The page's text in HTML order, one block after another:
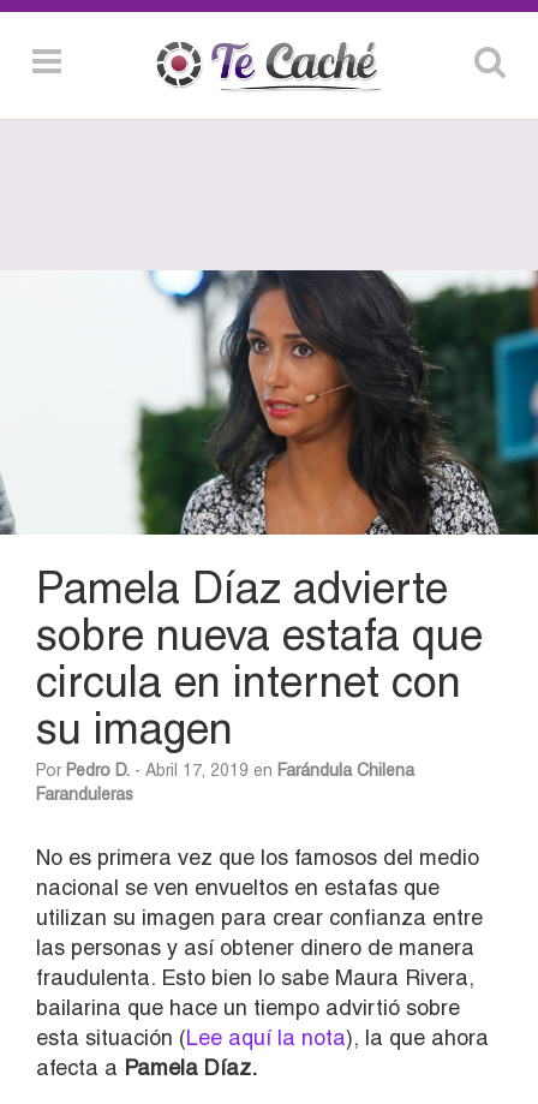
Pamela Díaz advierte
sobre nueva estafa que
circula en internet con
su imagen
Por Pedro D. - Abril 17, 2019 en Farándula Chilena
Faranduleras
No es primera vez que los famosos del medio
nacional se ven envueltos en estafas que
utilizan su imagen para crear confianza entre
las personas y así obtener dinero de manera
fraudulenta. Esto bien lo sabe Maura Rivera,
bailarina que hace un tiempo advirtió sobre
esta situación (Lee aquí la nota), la que ahora
afecta a Pamela Díaz.